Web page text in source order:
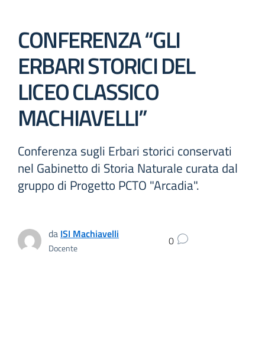
CONFERENZA “GLI
ERBARI STORICI DEL
LICEO CLASSICO
MACHIAVELLI”
Conferenza sugli Erbari storici conservati
nel Gabinetto di Storia Naturale curata dal
gruppo di Progetto PCTO "Arcadia".
da ISI Machiavelli
Docente 0